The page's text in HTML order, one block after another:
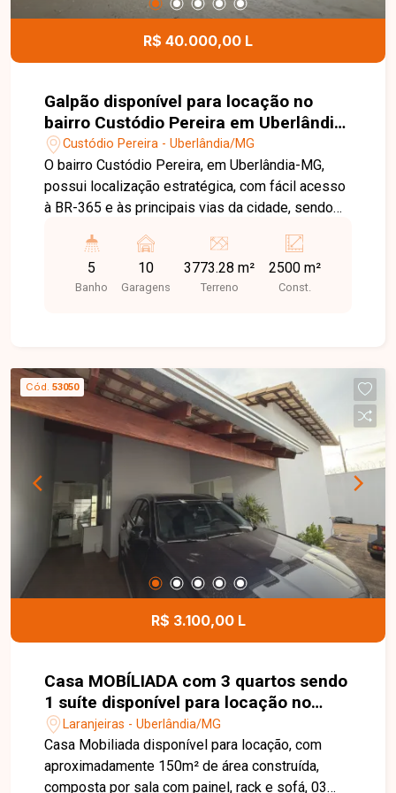
R$ 40.000,00 L
Galpão disponível para locação no
bairro Custódio Pereira em Uberlândia-
MGCustódio Pereira - Uberlândia/MG
O bairro Custódio Pereira, em Uberlândia-MG,
possui localização estratégica, com fácil acesso
à BR-365 e às principais vias da cidade, sendo
necessitam de logística eficiente, mobilidade e
infraestrutura para grandes operações. Imóvel
comercial com aproximadamente 2.500m² de
completa para operações industriais, logísticas,
centros de distribuição, armazenagem ou
empresas de grande porte. Sua localização
privilegiada, com rápido acesso à Rodovia BR-
365, proporciona praticidade e eficiência para as
atividades comerciais. Entre em contato para
mais informações e agende uma visita para
conhecer esta excelente oportunidade comercial.
5
Banho
10
Garagens
3773.28 m²
Terreno
2500 m²
Const.
Cód. 53050
R$ 3.100,00 L
Casa MOBÍLIADA com 3 quartos sendo
1 suíte disponível para locação no
bairro Laranjeiras em Uberlândia-MG
Laranjeiras - Uberlândia/MG
Casa Mobiliada disponível para locação, com
aproximadamente 150m² de área construída,
composta por sala com painel, rack e sofá, 03